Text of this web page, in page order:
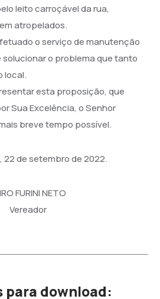
leito carroçável da rua,
atropelados.
o serviço de manutenção
solucionar o problema que tanto
local.
esta proposição, que
Sua Excelência, o Senhor
breve tempo possível.
22 de setembro de 2022.
FURINI NETO
Vereador
para download: